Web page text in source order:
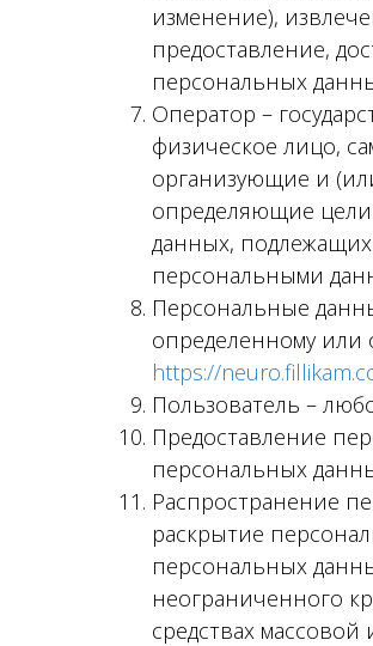
изменение),
предоставление,
персональных
Оператор –
физическое лицо,
организующие и
определяющие цели
данных,
персональными
Персональные
определенному или
https://
Пользователь –
Предоставление
персональных
Распространение
раскрытие
персональных
неограниченного
средствах